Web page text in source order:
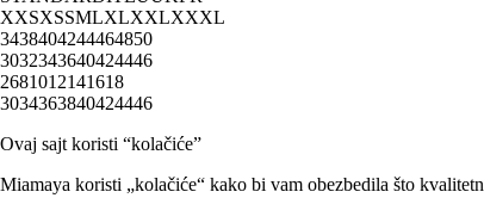
XXSXSSMLXLXXLXXXL
3438404244464850
3032343640424446
2681012141618
3034363840424446
Ovaj sajt koristi “kolačiće”
Miamaya koristi „kolačiće“ kako bi vam obezbedila što